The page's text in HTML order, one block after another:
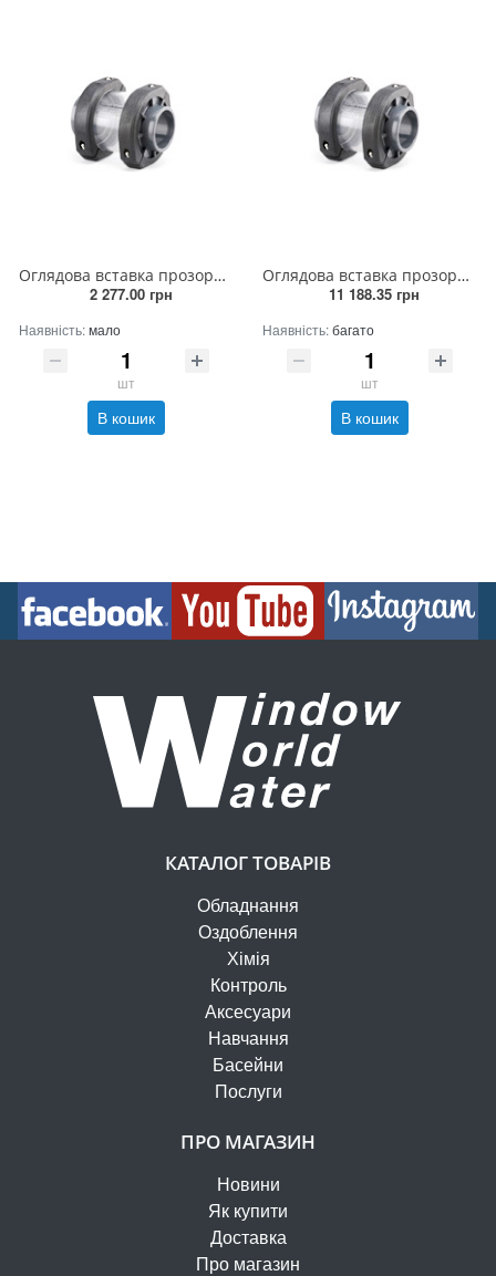
Оглядова вставка прозора 63 мм
2 277.00 грн
Наявність:мало
шт
В кошик
Оглядова вставка прозора 200 мм
11 188.35 грн
Наявність:багато
шт
В кошик
КАТАЛОГ ТОВАРІВ
Обладнання
Оздоблення
Хімія
Контроль
Аксесуари
Навчання
Басейни
Послуги
ПРО МАГАЗИН
Новини
Як купити
Доставка
Про магазин